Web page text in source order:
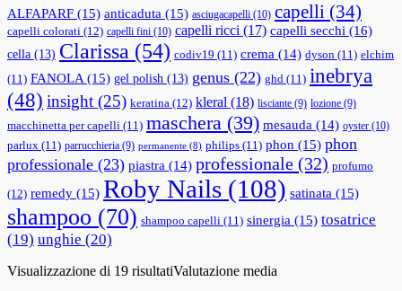
ALFAPARF (15) anticaduta (15) asciugacapelli (10) capelli (34)
capelli colorati (12) capelli fini (10) capelli ricci (17) capelli secchi (16)
cella (13) Clarissa (54) codiv19 (11) crema (14) dyson (11) elchim
(11) FANOLA (15) gel polish (13) genus (22) ghd (11) inebrya
(48) insight (25) keratina (12) kleral (18) lisciante (9) lozione (9)
macchinetta per capelli (11) maschera (39) mesauda (14) oyster (10)
parlux (11) parrucchieria (9) permanente (8) philips (11) phon (15) phon
professionale (23) piastra (14) professionale (32) profumo
(12) remedy (15) Roby Nails (108) satinata (15)
shampoo (70) shampoo capelli (11) sinergia (15) tosatrice
(19) unghie (20)
Visualizzazione di 19 risultatiValutazione media